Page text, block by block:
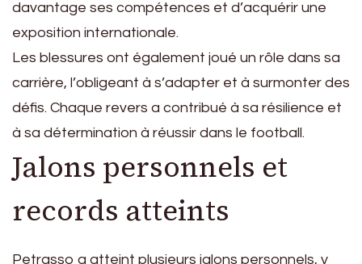
davantage ses compétences et d’acquérir une
exposition internationale.
Les blessures ont également joué un rôle dans sa
carrière, l’obligeant à s’adapter et à surmonter des
défis. Chaque revers a contribué à sa résilience et
à sa détermination à réussir dans le football.
Jalons personnels et
records atteints
Petrasso a atteint plusieurs jalons personnels, y